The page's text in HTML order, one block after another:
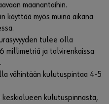
maanantaihin.
käyttää myös muina aikana
tulee olla
millimetriä ja talvirenkaissa
vähintään kulutuspintaa 4-5
keskialueen kulutuspinnasta,